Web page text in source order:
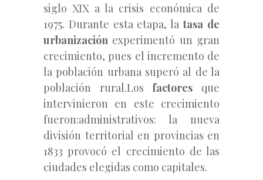
siglo XIX a la crisis económica de
1975. Durante esta etapa, latasa de
urbanización experimentó un gran
crecimiento, pues el incremento de
la población urbana superó al de la
población rural.Los factores que
intervinieron en este crecimiento
fueron:administrativos: la nueva
división territorial en provincias en
1833 provocó el crecimiento de las
ciudades elegidas como capitales.